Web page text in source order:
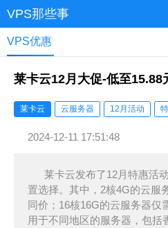
VPS那些事
VPS优惠
莱卡云12月大促-低至15.88
莱卡云 云服务器 12月活动
2024-12-11 17:51:48
莱卡云发布了12月特惠活
置选择。其中，2核4G的云服
同价；16核16G的云服务器仅
用于不同地区的服务器，包括